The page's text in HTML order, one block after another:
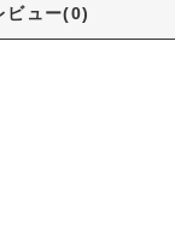
ビュー(0)